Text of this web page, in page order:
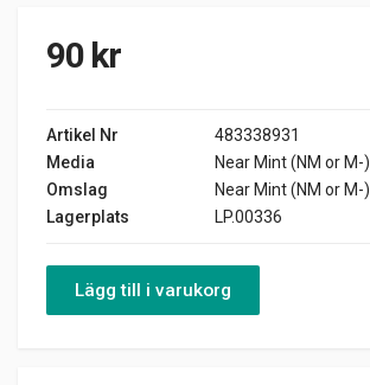
90 kr
Artikel Nr
483338931
Media
Near Mint (NM or M-)
Omslag
Near Mint (NM or M-)
Lagerplats
LP.00336
Lägg till i varukorg